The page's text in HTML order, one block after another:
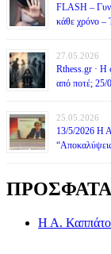
FLASH –
κάθε χρόνο –
27.05.2026
Rthess.gr · Η
από ποτέ; 25/
25.05.2026
13/5/2026 Η
Η Α.